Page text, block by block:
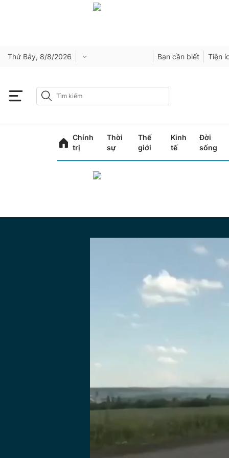
Thứ Bảy, 8/8/2026 Bạn cần biết Tiện
Chính
trị
Thời
sự
Thế
giới
Kinh
tế
Đời
sống